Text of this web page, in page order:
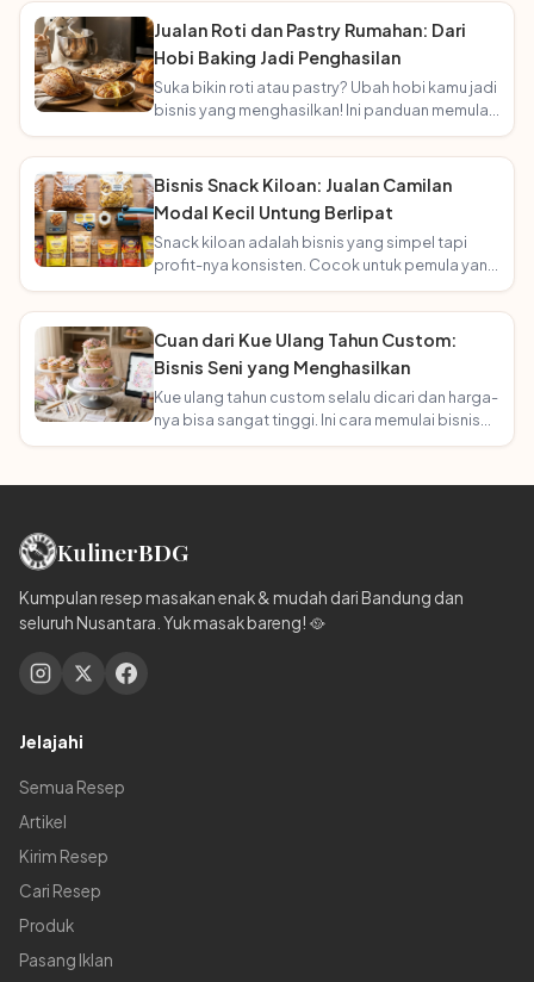
Jualan Roti dan Pastry Rumahan: Dari
Hobi Baking Jadi Penghasilan
Suka bikin roti atau pastry? Ubah hobi kamu jadi
bisnis yang menghasilkan! Ini panduan memulai
usaha bakery rumahan.
Bisnis Snack Kiloan: Jualan Camilan
Modal Kecil Untung Berlipat
Snack kiloan adalah bisnis yang simpel tapi
profit-nya konsisten. Cocok untuk pemula yang
mau mulai tanpa ribet!
Cuan dari Kue Ulang Tahun Custom:
Bisnis Seni yang Menghasilkan
Kue ulang tahun custom selalu dicari dan harga-
nya bisa sangat tinggi. Ini cara memulai bisnis
kue custom dari rumah!
KulinerBDG
Kumpulan resep masakan enak & mudah dari Bandung dan
seluruh Nusantara. Yuk masak bareng! 🥘
Jelajahi
Semua Resep
Artikel
Kirim Resep
Cari Resep
Produk
Pasang Iklan